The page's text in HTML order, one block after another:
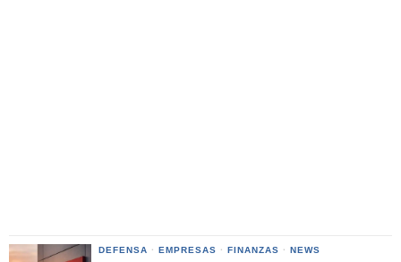
DEFENSA · EMPRESAS · FINANZAS · NEWS